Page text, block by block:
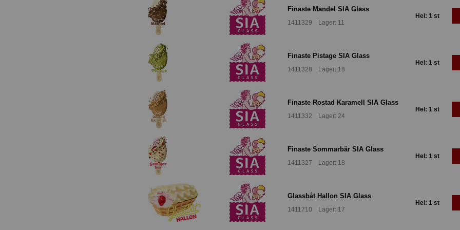
Finaste Mandel SIA Glass
1411329 Lager: 11
Hel: 1 st
Finaste Pistage SIA Glass
1411328 Lager: 18
Hel: 1 st
Finaste Rostad Karamell SIA Glass
1411332 Lager: 24
Hel: 1 st
Finaste Sommarbär SIA Glass
1411327 Lager: 18
Hel: 1 st
Glassbåt Hallon SIA Glass
1411710 Lager: 17
Hel: 1 st